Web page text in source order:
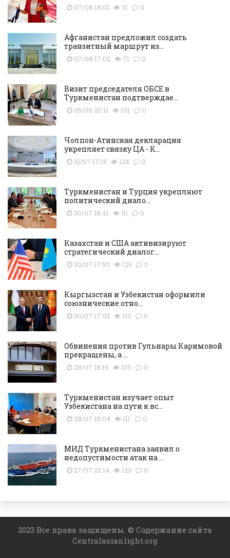
07/08 18:01 31 0
Афганистан предложил создать
транзитный маршрут из...
07/08 17:02 71 0
Визит председателя ОБСЕ в
Туркменистан подтверждае...
05/08 20:11 101 0
Чолпон-Атинская декларация
укрепляет связку ЦА - К...
31/07 17:15 124 0
Туркменистан и Турция укрепляют
политический диало...
30/07 18:41 91 0
Казахстан и США активизируют
стратегический диалог...
30/07 17:50 125 0
Кыргызстан и Узбекистан оформили
союзнические отно...
30/07 17:02 110 0
Обвинения против Гульнары Каримовой
прекращены, а ...
28/07 18:16 105 0
Туркменистан изучает опыт
Узбекистана на пути к вс...
28/07 18:04 111 0
МИД Туркменистана заявил о
недопустимости атак на ...
27/07 23:14 123 0
2023 Все права защищены. © Содержание сайта
Centralasianlight.org